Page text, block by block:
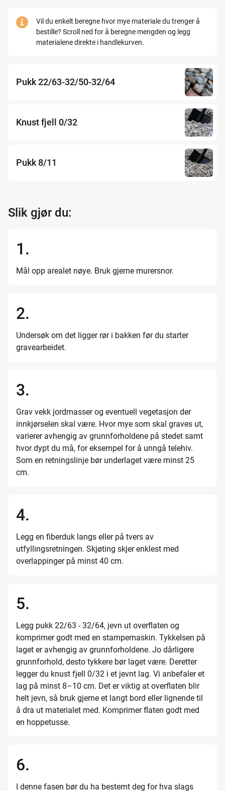
Vil du enkelt beregne hvor mye materiale du trenger å
bestille? Scroll ned for å beregne mengden og legg
materialene direkte i handlekurven.
Pukk 22/63-32/50-32/64
Knust fjell 0/32
Pukk 8/11
Slik gjør du:
1.
Mål opp arealet nøye. Bruk gjerne murersnor.
2.
Undersøk om det ligger rør i bakken før du starter
gravearbeidet.
3.
Grav vekk jordmasser og eventuell vegetasjon der
innkjørselen skal være. Hvor mye som skal graves ut,
varierer avhengig av grunnforholdene på stedet samt
hvor dypt du må, for eksempel for å unngå telehiv.
Som en retningslinje bør underlaget være minst 25
cm.
4.
Legg en fiberduk langs eller på tvers av
utfyllingsretningen. Skjøting skjer enklest med
overlappinger på minst 40 cm.
5.
Legg pukk 22/63 - 32/64, jevn ut overflaten og
komprimer godt med en stampemaskin. Tykkelsen på
laget er avhengig av grunnforholdene. Jo dårligere
grunnforhold, desto tykkere bør laget være. Deretter
legger du knust fjell 0/32 i et jevnt lag. Vi anbefaler et
lag på minst 8–10 cm. Det er viktig at overflaten blir
helt jevn, så bruk gjerne et langt bord eller lignende til
å dra ut materialet med. Komprimer flaten godt med
en hoppetusse.
6.
I denne fasen bør du ha bestemt deg for hva slags